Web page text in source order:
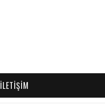
İLETİŞİM